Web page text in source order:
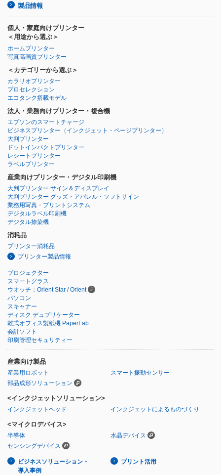
製品情報
個人・家庭向けプリンター
＜用途から選ぶ＞
ホームプリンター
写真高画質プリンター
＜カテゴリーから選ぶ＞
カラリオプリンター
プロセレクション
エコタンク搭載モデル
法人・業務向けプリンター・複合機
エプソンのスマートチャージ
ビジネスプリンター （インクジェット・ページプリンター）
大判プリンター
ドットインパクトプリンター
レシートプリンター
ラベルプリンター
産業向けプリンター・デジタル印刷機
大判プリンター サイン＆ディスプレイ
大判プリンター グッズ・アパレル・ソフトサイン
業務用写真・プリントシステム
デジタルラベル印刷機
デジタル捺染機
消耗品
プリンター消耗品
プリンター製品情報
プロジェクター
スマートグラス
ウオッチ：Orient Star / Orient
パソコン
スキャナー
ディスク デュプリケーター
乾式オフィス製紙機 PaperLab
会計ソフト
印刷管理セキュリティー
産業向け製品
産業用ロボット
スマート振動センサー
部品成形ソリューション
<インクジェットソリューション>
インクジェットヘッド インクジェットによるものづくり
<マイクロデバイス>
半導体
水晶デバイス
センシングデバイス
ビジネスソリューション・
導入事例
プリント活用